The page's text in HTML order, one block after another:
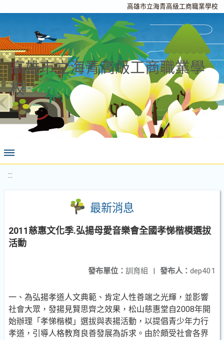
高雄市立海青高級工商職業學校
高雄市立海青高級工商職業學
校
:::
最新消息
2011慈惠文化季.弘揚母愛音樂會全國孝悌楷模選拔
活動
發布人： dep401
發布單位： 訓育組 |
一、為弘揚孝道人文典範、肯定人性善端之光輝，並影響
社會大眾，發揚見賢思齊之效果，松山慈惠堂自2008年開
始辦理「孝悌楷模」選拔與表揚活動，以提倡青少年力行
孝道，引導人格教育良善發展為訴求。由於頗受社會各界